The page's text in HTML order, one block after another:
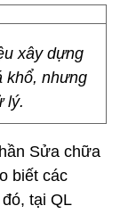
xây dựng
khổ, nhưng
lý.
Sửa chữa
biết các
tại QL